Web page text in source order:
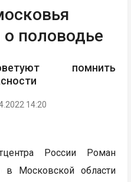
половодье
помнить
14:20
России Роман
в Московской области